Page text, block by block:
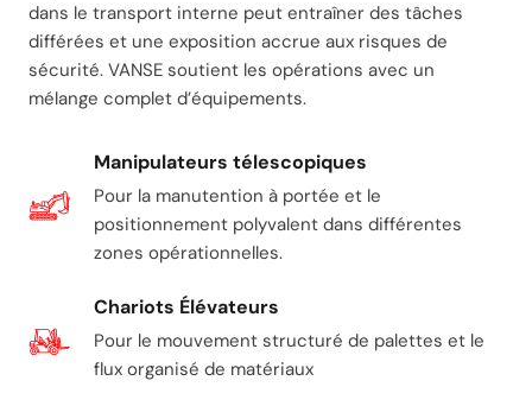
dans le transport interne peut entraîner des tâches
différées et une exposition accrue aux risques de
sécurité. VANSE soutient les opérations avec un
mélange complet d’équipements.
Manipulateurs télescopiques
Pour la manutention à portée et le
positionnement polyvalent dans différentes
zones opérationnelles.
Chariots Élévateurs
Pour le mouvement structuré de palettes et le
flux organisé de matériaux